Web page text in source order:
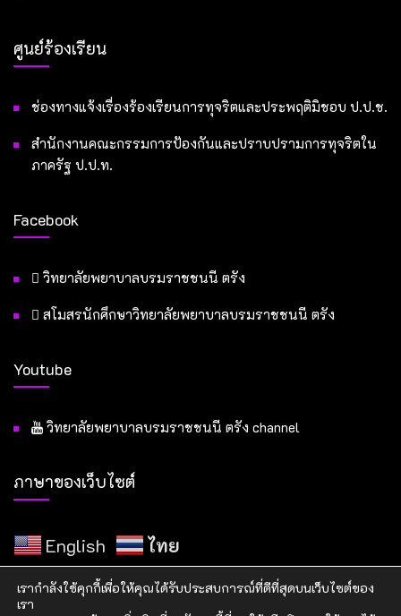
ศูนย์ร้องเรียน
ช่องทางแจ้งเรื่องร้องเรียนการทุจริตและประพฤติมิชอบ ป.ป.ช.
สำนักงานคณะกรรมการป้องกันและปราบปรามการทุจริตใน
ภาครัฐ ป.ป.ท.
Facebook
วิทยาลัยพยาบาลบรมราชชนนี ตรัง
สโมสรนักศึกษาวิทยาลัยพยาบาลบรมราชชนนี ตรัง
Youtube
วิทยาลัยพยาบาลบรมราชชนนี ตรัง channel
ภาษาของเว็บไซต์
English ไทย
เรากำลังใช้คุกกี้เพื่อให้คุณได้รับประสบการณ์ที่ดีที่สุดบนเว็บไซต์ของ
เรา